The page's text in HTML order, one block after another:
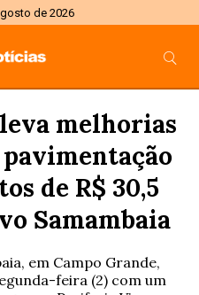
de 2026
melhorias
de R$ 30,5
Samambaia
em Campo Grande,
feira (2) com um